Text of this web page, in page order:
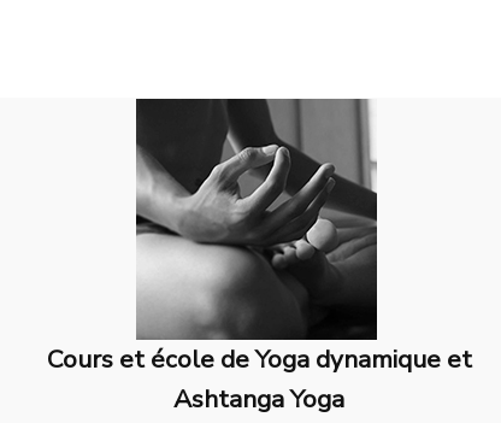
Cours et école de Yoga dynamique et
Ashtanga Yoga